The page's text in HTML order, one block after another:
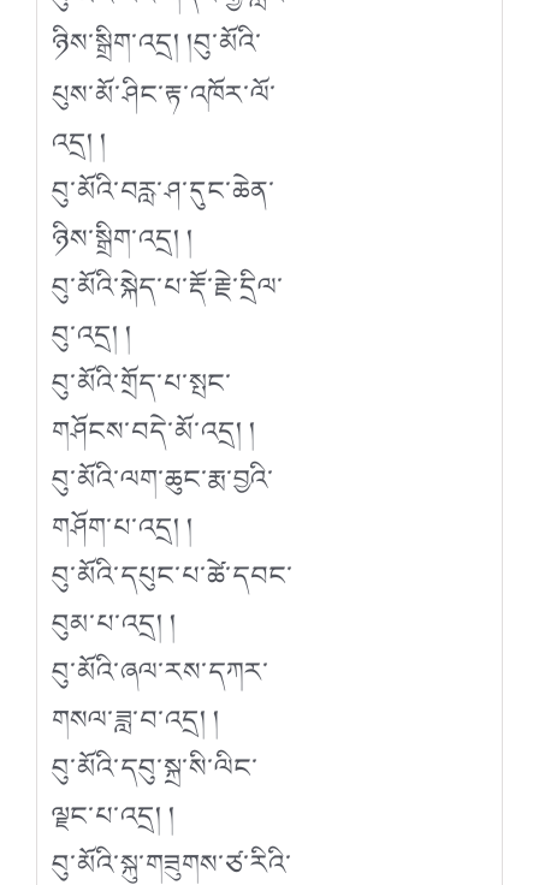
ཉིས་སྒྲིག་འདྲ། །བུ་མོའི་
པུས་མོ་ཤིང་རྟ་འཁོར་ལོ་
འདྲ། །
བུ་མོའི་བརླ་ཤ་དུང་ཆེན་
ཉིས་སྒྲིག་འདྲ། །
བུ་མོའི་སྐེད་པ་རྡོ་རྗེ་དྲིལ་
བུ་འདྲ། །
བུ་མོའི་གྲོད་པ་སྤང་
གཤོངས་བདེ་མོ་འདྲ། །
བུ་མོའི་ལག་ཆུང་རྨ་བྱའི་
གཤོག་པ་འདྲ། །
བུ་མོའི་དཔུང་པ་ཚེ་དབང་
བུམ་པ་འདྲ། །
བུ་མོའི་ཞལ་རས་དཀར་
གསལ་ཟླ་བ་འདྲ། །
བུ་མོའི་དབུ་སྐྲ་སི་ལིང་
ལྗང་པ་འདྲ། །
བུ་མོའི་སྐུ་གཟུགས་ཙ་རིའི་